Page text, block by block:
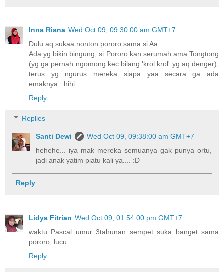
Inna Riana Wed Oct 09, 09:30:00 am GMT+7
Dulu aq sukaa nonton pororo sama si Aa.
Ada yg bikin bingung, si Pororo kan serumah ama Tongtong
(yg ga pernah ngomong kec bilang 'krol krol' yg aq denger),
terus yg ngurus mereka siapa yaa...secara ga ada
emaknya...hihi
Reply
Replies
Santi Dewi
Wed Oct 09, 09:38:00 am GMT+7
hehehe... iya mak mereka semuanya gak punya ortu,
jadi anak yatim piatu kali ya.... :D
Reply
Lidya Fitrian Wed Oct 09, 01:54:00 pm GMT+7
waktu Pascal umur 3tahunan sempet suka banget sama
pororo, lucu
Reply